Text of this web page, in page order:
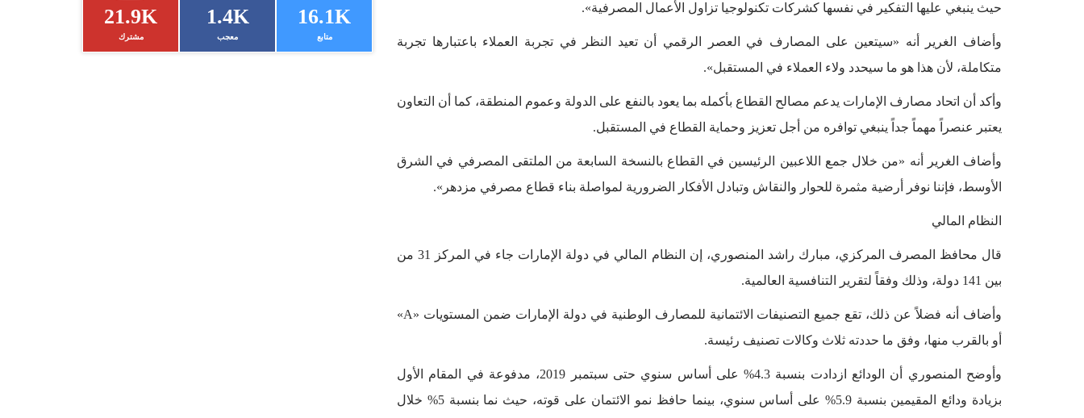
حيث ينبغي عليها التفكير في نفسها كشركات تكنولوجيا تزاول الأعمال المصرفية».
وأضاف الغرير أنه «سيتعين على المصارف في العصر الرقمي أن تعيد النظر في تجربة العملاء باعتبارها تجربة
متكاملة، لأن هذا هو ما سيحدد ولاء العملاء في المستقبل».
وأكد أن اتحاد مصارف الإمارات يدعم مصالح القطاع بأكمله بما يعود بالنفع على الدولة وعموم المنطقة، كما أن التعاون
يعتبر عنصراً مهماً جداً ينبغي توافره من أجل تعزيز وحماية القطاع في المستقبل.
وأضاف الغرير أنه «من خلال جمع اللاعبين الرئيسين في القطاع بالنسخة السابعة من الملتقى المصرفي في الشرق
الأوسط، فإننا نوفر أرضية مثمرة للحوار والنقاش وتبادل الأفكار الضرورية لمواصلة بناء قطاع مصرفي مزدهر».
النظام المالي
قال محافظ المصرف المركزي، مبارك راشد المنصوري، إن النظام المالي في دولة الإمارات جاء في المركز 31 من
بين 141 دولة، وذلك وفقاً لتقرير التنافسية العالمية.
وأضاف أنه فضلاً عن ذلك، تقع جميع التصنيفات الائتمانية للمصارف الوطنية في دولة الإمارات ضمن المستويات «A»
أو بالقرب منها، وفق ما حددته ثلاث وكالات تصنيف رئيسة.
وأوضح المنصوري أن الودائع ازدادت بنسبة 4.3% على أساس سنوي حتى سبتمبر 2019، مدفوعة في المقام الأول
بزيادة ودائع المقيمين بنسبة 5.9% على أساس سنوي، بينما حافظ نمو الائتمان على قوته، حيث نما بنسبة 5% خلال
21.9K
مشترك
1.4K
معجب
16.1K
متابع